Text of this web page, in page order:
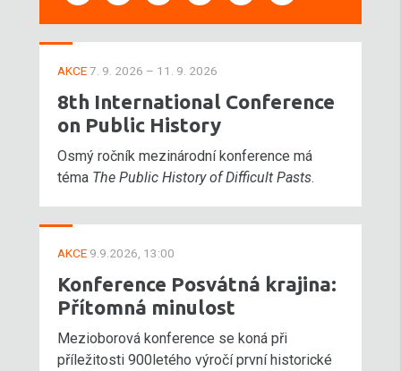
AKCE7. 9. 2026 – 11. 9. 2026
8th International Conference
on Public History
Osmý ročník mezinárodní konference má
téma The Public History of Difficult Pasts.
AKCE 9.9.2026, 13:00
Konference Posvátná krajina:
Přítomná minulost
Mezioborová konference se koná při
příležitosti 900letého výročí první historické